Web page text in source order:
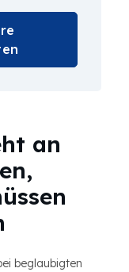
an
beglaubigten